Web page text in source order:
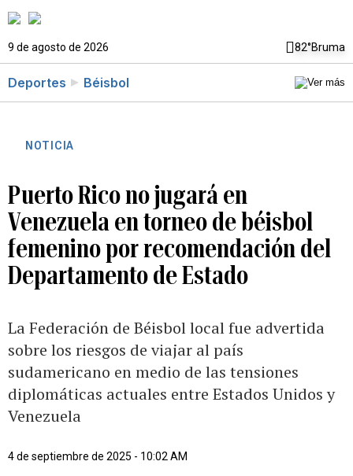
9 de agosto de 2026 82°Bruma
Deportes Béisbol
NOTICIA
Puerto Rico no jugará en
Venezuela en torneo de béisbol
femenino por recomendación del
Departamento de Estado
La Federación de Béisbol local fue advertida
sobre los riesgos de viajar al país
sudamericano en medio de las tensiones
diplomáticas actuales entre Estados Unidos y
Venezuela
4 de septiembre de 2025 - 10:02 AM